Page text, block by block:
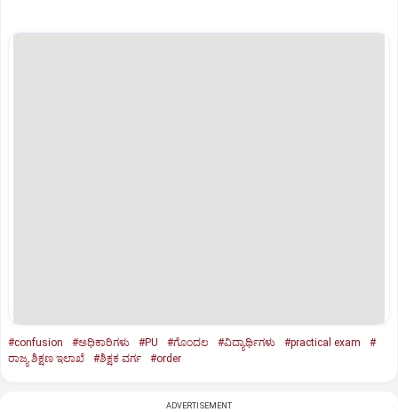
#confusion #ಅಧಿಕಾರಿಗಳು #PU #ಗೊಂದಲ #ವಿದ್ಯಾರ್ಥಿಗಳು #practical exam
#
ರಾಜ್ಯ ಶಿಕ್ಷಣ ಇಲಾಖೆ
#ಶಿಕ್ಷಕ ವರ್ಗ #order
ADVERTISEMENT